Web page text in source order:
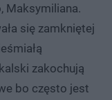
Maksymiliana.
się zamkniętej
zakochują
bo często jest